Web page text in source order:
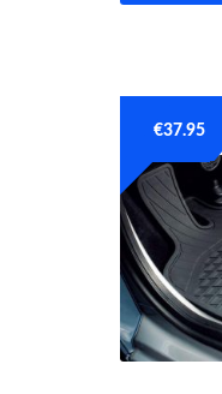
€37.95